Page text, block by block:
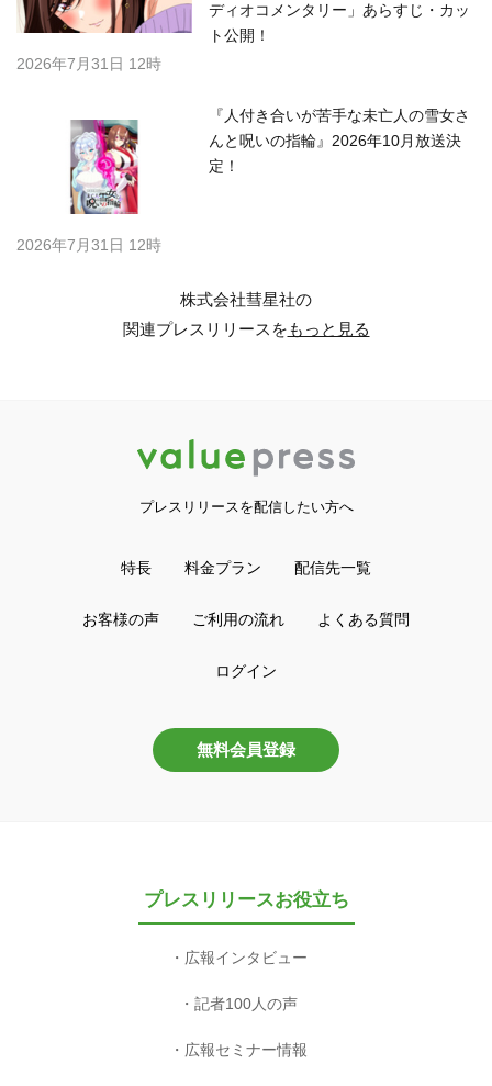
ディオコメンタリー」あらすじ・カッ
ト公開！
2026年7月31日 12時
『人付き合いが苦手な未亡人の雪女さ
んと呪いの指輪』2026年10月放送決
定！
2026年7月31日 12時
株式会社彗星社の
関連プレスリリースをもっと見る
プレスリリースを配信したい方へ
特長 料金プラン 配信先一覧
お客様の声 ご利用の流れ よくある質問
ログイン
無料会員登録
プレスリリースお役立ち
広報インタビュー
記者100人の声
広報セミナー情報